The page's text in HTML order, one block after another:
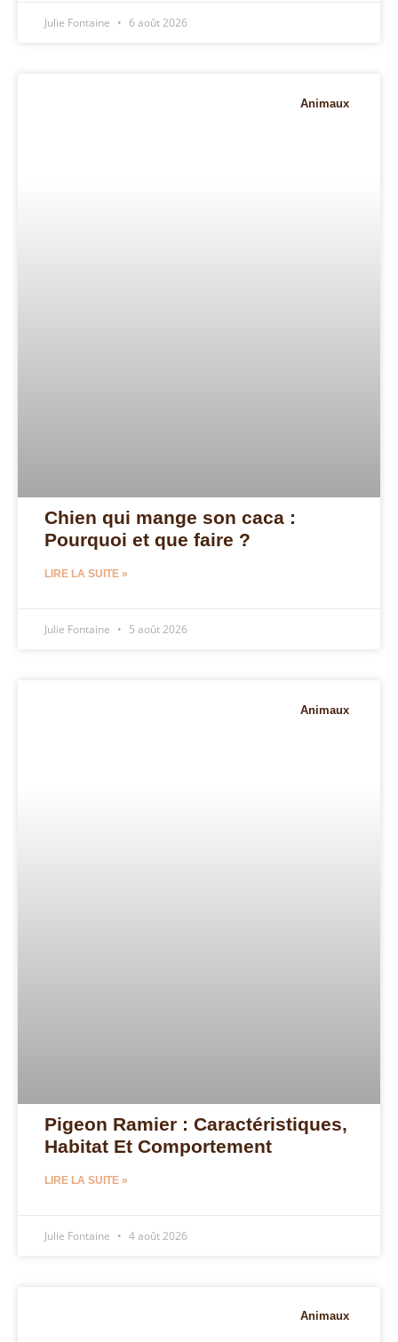
Julie Fontaine 6 août 2026
Animaux
Chien qui mange son caca :
Pourquoi et que faire ?
LIRE LA SUITE »
Julie Fontaine 5 août 2026
Animaux
Pigeon Ramier : Caractéristiques,
Habitat Et Comportement
LIRE LA SUITE »
Julie Fontaine 4 août 2026
Animaux